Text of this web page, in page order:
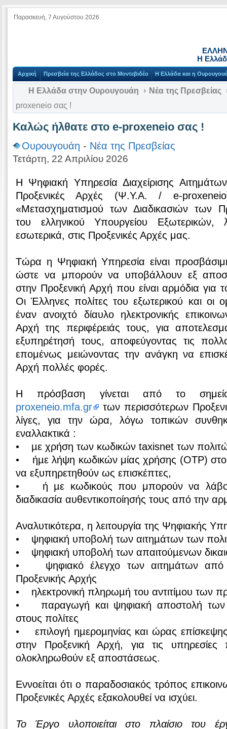
Παρασκευή, 7 Αυγούστου 2026
Η
Αρχική Πρεσβεία της Ελλάδος στο Μοντεβιδέο Η Ελλάδα και η
Η Ελλάδα στην Ουρουγουάη
Νέα της Πρεσβείας
proxeneio σας !
Καλώς ήλθατε στο e-proxeneio σας !
Ουρουγουάη - Νέα της Πρεσβείας
Τετάρτη, 22 Απριλίου 2026
Η Ψηφιακή Υπηρεσία Διαχείρισης
Προξενικές Αρχές (Ψ.Υ.Α. / e-
«Μετασχηματισμού των Διαδικασιών των
του ελληνικού Υπουργείου Εξωτερικών,
εσωτερικά, στις Προξενικές Αρχές μας.
Τώρα η Ψηφιακή Υπηρεσία είναι
ώστε να μπορούν να υποβάλλουν εξ
στην Προξενική Αρχή που είναι αρμόδια για
Οι Έλληνες πολίτες του εξωτερικού και οι
έναν ανοιχτό δίαυλο ηλεκτρονικής
Αρχή της περιφέρειάς τους, για
εξυπηρέτησή τους, αποφεύγοντας τις
επομένως μειώνοντας την ανάγκη να
Αρχή πολλές φορές.
Η πρόσβαση γίνεται από το
proxeneio.mfa.gr
των περισσότερων
λίγες, για την ώρα, λόγω τοπικών
εναλλακτικά :
• µε χρήση των κωδικών taxisnet των
• ήµε λήψη κωδικών μίας χρήσης (OTP) στο
να εξυπηρετηθούν ως επισκέπτες,
• ή µε κωδικούς που μπορούν να
διαδικασία αυθεντικοποίησής τους από την
Αναλυτικότερα, η λειτουργία της Ψηφιακής
• ψηφιακή υποβολή των αιτηµάτων των
• ψηφιακή υποβολή των απαιτούµενων
• ψηφιακό έλεγχο των αιτηµάτων από
Προξενικής Αρχής
• ηλεκτρονική πληρωµή του αντιτίµου των
• παραγωγή και ψηφιακή αποστολή των
στους πολίτες
• επιλογή ηµεροµηνίας και ώρας
στην Προξενική Αρχή, για τις
ολοκληρωθούν εξ αποστάσεως.
Εννοείται ότι ο παραδοσιακός τρόπος
Προξενικές Αρχές εξακολουθεί να ισχύει.
Το Έργο υλοποιείται στο πλαίσιο του